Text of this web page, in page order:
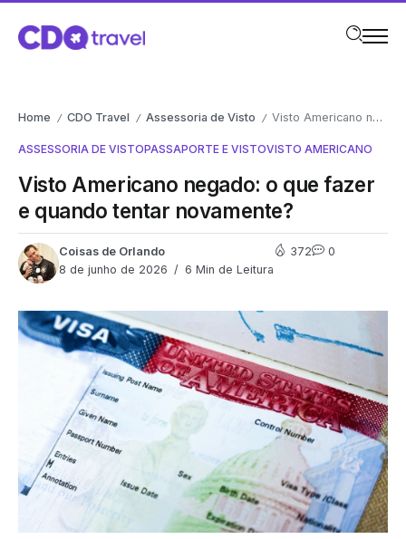
Home / CDO Travel / Assessoria de Visto / Visto Americano negado: o que fazer e quando tentar novamente?
ASSESSORIA DE VISTOPASSAPORTE E VISTOVISTO AMERICANO
Visto Americano negado: o que fazer
e quando tentar novamente?
Coisas de Orlando
8 de junho de 2026
6 Min de Leitura
372 0